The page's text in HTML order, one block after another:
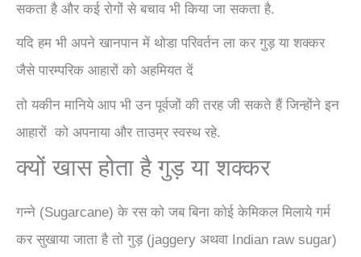
सकता है और कई रोगों से बचाव भी किया जा सकता है.
यदि हम भी अपने खानपान में थोडा परिवर्तन ला कर गुड़ या शक्कर
जैसे पारम्परिक आहारों को अहमियत दें
तो यकीन मानिये आप भी उन पूर्वजों की तरह जी सकते हैं जिन्होंने इन
आहारों को अपनाया और ताउम्र स्वस्थ रहे.
क्यों खास होता है गुड़ या शक्कर
गन्ने (Sugarcane) के रस को जब बिना कोई केमिकल मिलाये गर्म
कर सुखाया जाता है तो गुड़ (jaggery अथवा Indian raw sugar)